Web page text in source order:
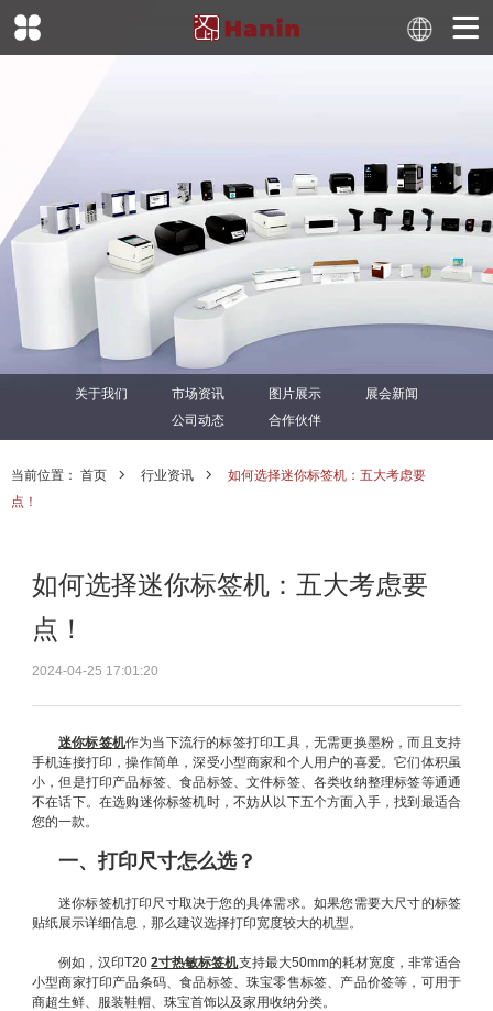
关于我们 市场资讯 图片展示
展会新闻
公司动态
合作伙伴
当前位置： 首页 行业资讯
如何选择迷你标签机：五大考虑要
点！
如何选择迷你标签机：五大考虑要
点！
2024-04-25 17:01:20
迷你标签机作为当下流行的标签打印工具，无需更换墨粉，而且支持
手机连接打印，操作简单，深受小型商家和个人用户的喜爱。它们体积虽
小，但是打印产品标签、食品标签、文件标签、各类收纳整理标签等通通
不在话下。在选购迷你标签机时，不妨从以下五个方面入手，找到最适合
您的一款。
一、打印尺寸怎么选？
迷你标签机打印尺寸取决于您的具体需求。如果您需要大尺寸的标签
贴纸展示详细信息，那么建议选择打印宽度较大的机型。
例如，汉印T202寸热敏标签机支持最大50mm的耗材宽度，非常适合
小型商家打印产品条码、食品标签、珠宝零售标签、产品价签等，可用于
商超生鲜、服装鞋帽、珠宝首饰以及家用收纳分类。